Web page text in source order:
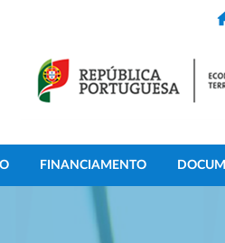
FINANCIAMENTO